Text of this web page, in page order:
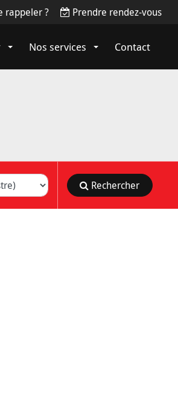
rappeler ? Prendre rendez-vous
Nos services Contact
Rechercher